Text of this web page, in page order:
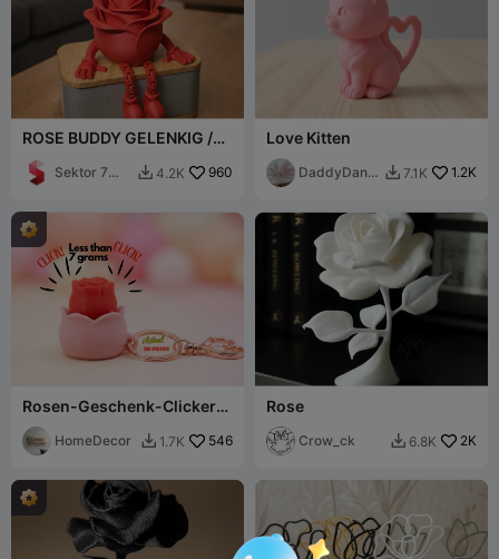
ROSE BUDDY GELENKIG /
VALENTINSTAG &
MUTTERTAG
Sektor 7
 4.2K 960
Love Kitten
DaddyDan8  7.1K 1.2K
Rosen-Geschenk-Clicker
Fidget
HomeDecor  1.7K 546
Rose
Crow_ck  6.8K 2K